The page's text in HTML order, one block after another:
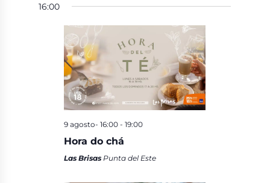
16:00
9 agosto- 16:00 -19:00
Hora do chá
Las Brisas Punta del Este